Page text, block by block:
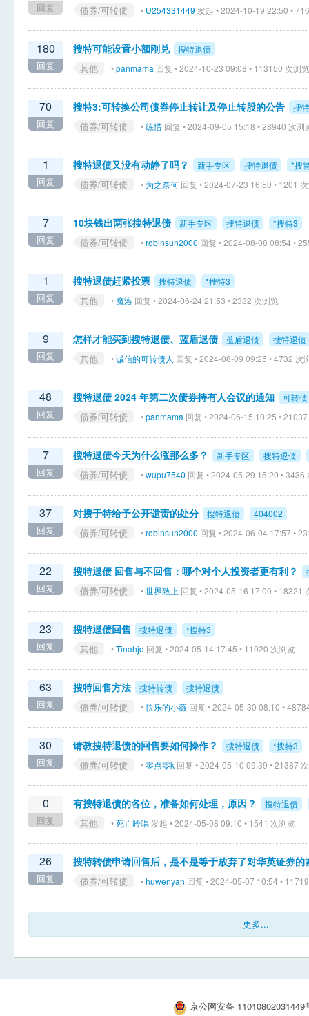
回复 债券/可转债 • U254331449 发起 • 2024-10-19 22:50 •
180
回复
搜特可能设置小额刚兑 搜特退债
其他 •panmama 回复 • 2024-10-23 09:08 • 113150 次浏览
70
回复
搜特3:可转换公司债券停止转让及停止转股的公告 搜
债券/可转债 •练惜 回复 • 2024-09-05 15:18 • 28940 次浏
1
回复
搜特退债又没有动静了吗？ 新手专区 搜特退债 *搜
债券/可转债 • 为之奈何 回复 • 2024-07-23 16:50 • 1201
7
回复
10块钱出两张搜特退债 新手专区 搜特退债 *搜特3
债券/可转债 •robinsun2000 回复 • 2024-08-08 08:54 •
1
回复
搜特退债赶紧投票 搜特退债 *搜特3
其他 • 魔洛 回复 • 2024-06-24 21:53 • 2382 次浏览
9
回复
怎样才能买到搜特退债、蓝盾退债 蓝盾退债 搜特退债
其他 •诚信的可转债人 回复 • 2024-08-09 09:25 • 4732 次
48
回复
搜特退债 2024 年第二次债券持有人会议的通知 可转债
债券/可转债 •panmama 回复 • 2024-06-15 10:25 •
7
回复
搜特退债今天为什么涨那么多？ 新手专区 搜特退债
债券/可转债 •wupu7540 回复 • 2024-05-29 15:20 • 3436
37
回复
对搜于特给予公开谴责的处分 搜特退债 404002
债券/可转债 •robinsun2000 回复 • 2024-06-04 17:57 •
22
回复
搜特退债 回售与不回售：哪个对个人投资者更有利？
债券/可转债 •世界致上 回复 • 2024-05-16 17:00 • 18321
23
回复
搜特退债回售 搜特退债 *搜特3
其他 •Tinahjd 回复 • 2024-05-14 17:45 • 11920 次浏览
63
回复
搜特回售方法 搜特转债 搜特退债
债券/可转债 •快乐的小薇 回复 • 2024-05-30 08:10 •
30
回复
请教搜特退债的回售要如何操作？ 搜特退债 *搜特3
债券/可转债 •零点零k 回复 • 2024-05-10 09:39 • 21387
0
回复
有搜特退债的各位，准备如何处理，原因？ 搜特退债
其他 •死亡吟唱 发起 • 2024-05-08 09:10 • 1541 次浏览
26
回复
搜特转债申请回售后，是不是等于放弃了对华英证券的
债券/可转债 •huwenyan 回复 • 2024-05-07 10:54 •
更多...
京公网安备